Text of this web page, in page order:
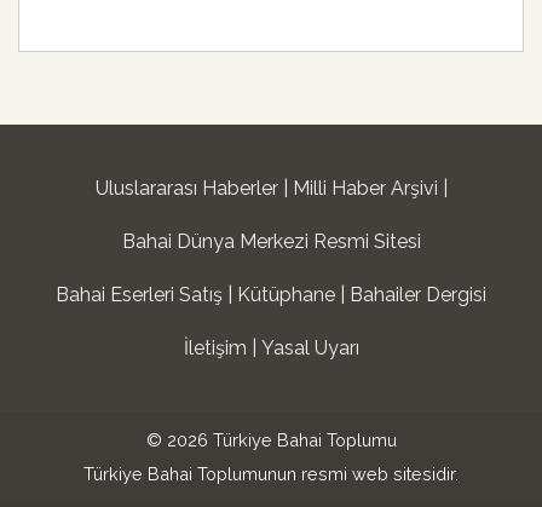
Uluslararası Haberler Milli Haber Arşivi
Bahai Dünya Merkezi Resmi Sitesi
Bahai Eserleri Satış Kütüphane Bahailer Dergisi
İletişim Yasal Uyarı
© 2026 Türkiye Bahai Toplumu
Türkiye Bahai Toplumunun resmi web sitesidir.